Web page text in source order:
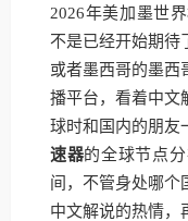
2026年美加墨世
不是已经开始期待
或者墨西哥的墨西
播平台，看着中文
球时和国内的朋友
速器的全球节点
间，不管身处哪个
中文解说的热情，